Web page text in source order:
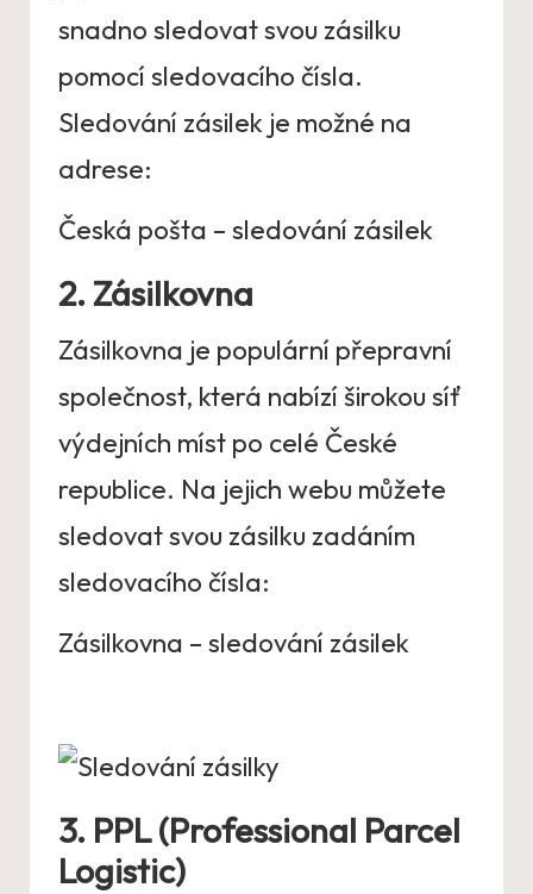
snadno sledovat svou zásilku
pomocí sledovacího čísla.
Sledování zásilek je možné na
adrese:
Česká pošta – sledování zásilek
2. Zásilkovna
Zásilkovna je populární přepravní
společnost, která nabízí širokou síť
výdejních míst po celé České
republice. Na jejich webu můžete
sledovat svou zásilku zadáním
sledovacího čísla:
Zásilkovna – sledování zásilek
3. PPL (Professional Parcel
Logistic)